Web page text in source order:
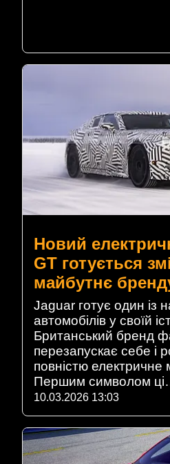
Новий
GT готується
майбутнє
Jaguar готує один із
автомобілів у своїй
Британський бренд
перезапускає себе і
повністю електричне
Першим символом
10.03.2026 13:03